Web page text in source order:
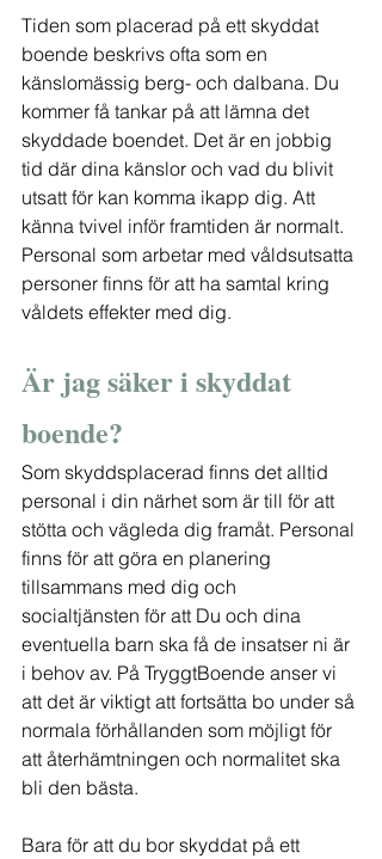
Tiden som placerad på ett skyddat
boende beskrivs ofta som en
känslomässig berg- och dalbana. Du
kommer få tankar på att lämna det
skyddade boendet. Det är en jobbig
tid där dina känslor och vad du blivit
utsatt för kan komma ikapp dig. Att
känna tvivel inför framtiden är normalt.
Personal som arbetar med våldsutsatta
personer finns för att ha samtal kring
våldets effekter med dig.
Är jag säker i skyddat
boende?
Som skyddsplacerad finns det alltid
personal i din närhet som är till för att
stötta och vägleda dig framåt. Personal
finns för att göra en planering
tillsammans med dig och
socialtjänsten för att Du och dina
eventuella barn ska få de insatser ni är
i behov av. På TryggtBoende anser vi
att det är viktigt att fortsätta bo under så
normala förhållanden som möjligt för
att återhämtningen och normalitet ska
bli den bästa.
Bara för att du bor skyddat på ett